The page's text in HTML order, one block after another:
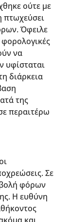
ούτε με
πτωχεύσει
Όφειλε
φορολογικές
να
υφίσταται
διάρκεια
της
περαιτέρω
Σε
φόρων
Η ευθύνη